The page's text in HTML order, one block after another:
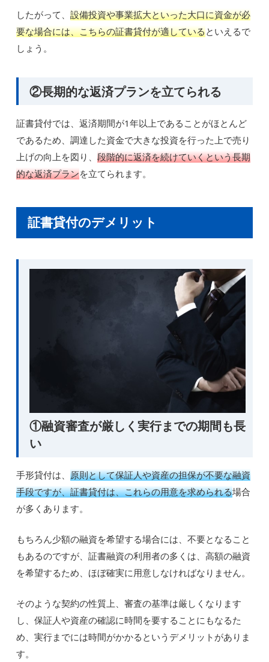
したがって、設備投資や事業拡大といった大口に資金が必
要な場合には、こちらの証書貸付が適しているといえるで
しょう。
②長期的な返済プランを立てられる
証書貸付では、返済期間が1年以上であることがほとんど
であるため、調達した資金で大きな投資を行った上で売り
上げの向上を図り、段階的に返済を続けていくという長期
的な返済プランを立てられます。
証書貸付のデメリット
①融資審査が厳しく実行までの期間も長
い
手形貸付は、原則として保証人や資産の担保が不要な融資
手段ですが、証書貸付は、これらの用意を求められる場合
が多くあります。
もちろん少額の融資を希望する場合には、不要となること
もあるのですが、証書融資の利用者の多くは、高額の融資
を希望するため、ほぼ確実に用意しなければなりません。
そのような契約の性質上、審査の基準は厳しくなります
し、保証人や資産の確認に時間を要することにもなるた
め、実行までには時間がかかるというデメリットがありま
す。